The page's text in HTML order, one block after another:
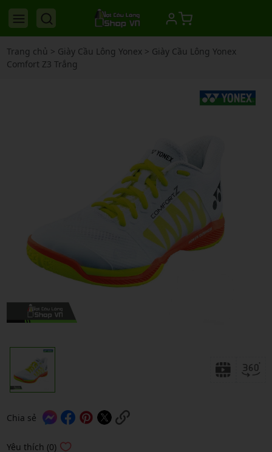
Trang chủ > Giày Cầu Lông Yonex> Giày Cầu Lông Yonex
Comfort Z3 Trắng
Chia sẻ
Yêu thích (0)